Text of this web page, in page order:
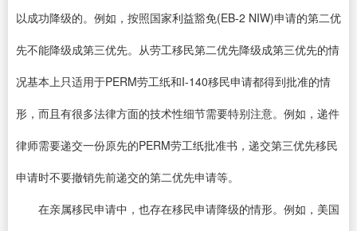
以成功降级的。例如，按照国家利益豁免(EB-2 NIW)申请的第二优
先不能降级成第三优先。从劳工移民第二优先降级成第三优先的情
况基本上只适用于PERM劳工纸和I-140移民申请都得到批准的情
形，而且有很多法律方面的技术性细节需要特别注意。例如，递件
律师需要递交一份原先的PERM劳工纸批准书，递交第三优先移民
申请时不要撤销先前递交的第二优先申请等。
在亲属移民申请中，也存在移民申请降级的情形。例如，美国